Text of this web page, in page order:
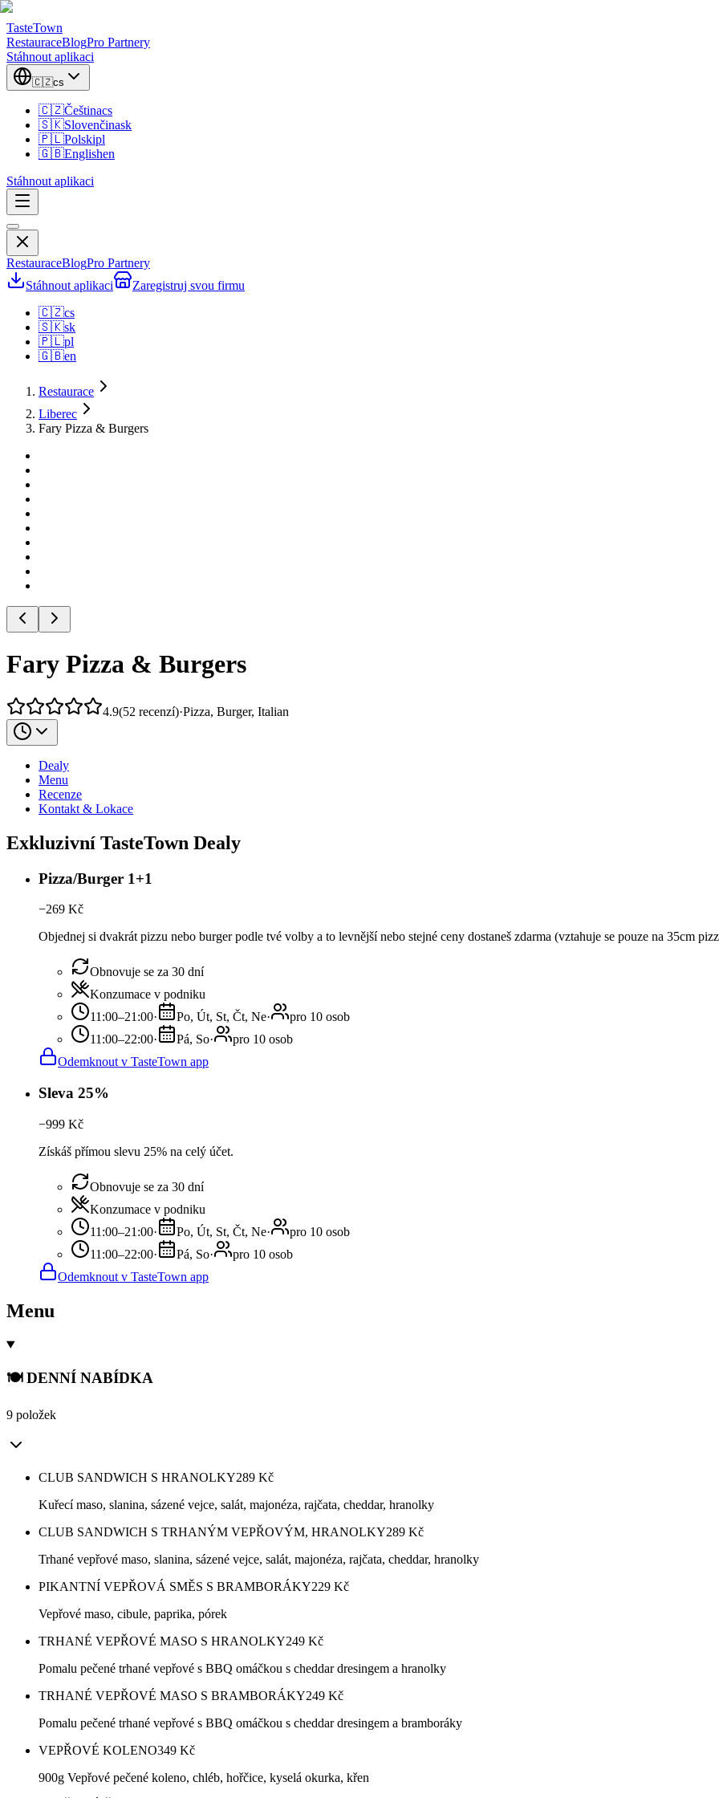
TasteTown
RestauraceBlogPro Partnery
Stáhnout aplikaci
🇨🇿cs
🇨🇿Češtinacs
🇸🇰Slovenčinask
🇵🇱Polskipl
🇬🇧Englishen
Stáhnout aplikaci
RestauraceBlogPro Partnery
Stáhnout aplikaci
Zaregistruj svou firmu
🇨🇿cs
🇸🇰sk
🇵🇱pl
🇬🇧en
Restaurace
Liberec
Fary Pizza & Burgers
Fary Pizza & Burgers
4.9(52 recenzí)·Pizza, Burger, Italian
Dealy
Menu
Recenze
Kontakt & Lokace
Exkluzivní TasteTown Dealy
Pizza/Burger 1+1
−269 Kč
Objednej si dvakrát pizzu nebo burger podle tvé volby a to levnější nebo stejné ceny dostaneš zdarma (vztahuje se pouze na 35cm
Obnovuje se za 30 dní
Konzumace v podniku
11:00–21:00· Po, Út, St, Čt, Ne·
pro 10 osob
11:00–22:00· Pá, So·
pro 10 osob
Odemknout v TasteTown app
Sleva 25%
−999 Kč
Získáš přímou slevu 25% na celý účet.
Obnovuje se za 30 dní
Konzumace v podniku
11:00–21:00· Po, Út, St, Čt, Ne·
pro 10 osob
11:00–22:00· Pá, So·
pro 10 osob
Odemknout v TasteTown app
Menu
🍽️ DENNÍ NABÍDKA
9 položek
CLUB SANDWICH S HRANOLKY289 Kč
Kuřecí maso, slanina, sázené vejce, salát, majonéza, rajčata, cheddar, hranolky
CLUB SANDWICH S TRHANÝM VEPŘOVÝM, HRANOLKY289 Kč
Trhané vepřové maso, slanina, sázené vejce, salát, majonéza, rajčata, cheddar, hranolky
PIKANTNÍ VEPŘOVÁ SMĚS S BRAMBORÁKY229 Kč
Vepřové maso, cibule, paprika, pórek
TRHANÉ VEPŘOVÉ MASO S HRANOLKY249 Kč
Pomalu pečené trhané vepřové s BBQ omáčkou s cheddar dresingem a hranolky
TRHANÉ VEPŘOVÉ MASO S BRAMBORÁKY249 Kč
Pomalu pečené trhané vepřové s BBQ omáčkou s cheddar dresingem a bramboráky
VEPŘOVÉ KOLENO349 Kč
900g Vepřové pečené koleno, chléb, hořčice, kyselá okurka, křen